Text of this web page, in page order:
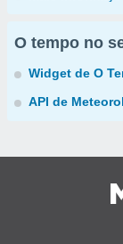
O tempo no
Widget de O
API de